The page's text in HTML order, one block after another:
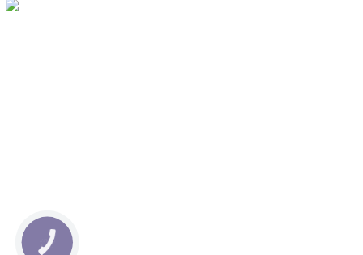
КНОПКА
СВЯЗИ